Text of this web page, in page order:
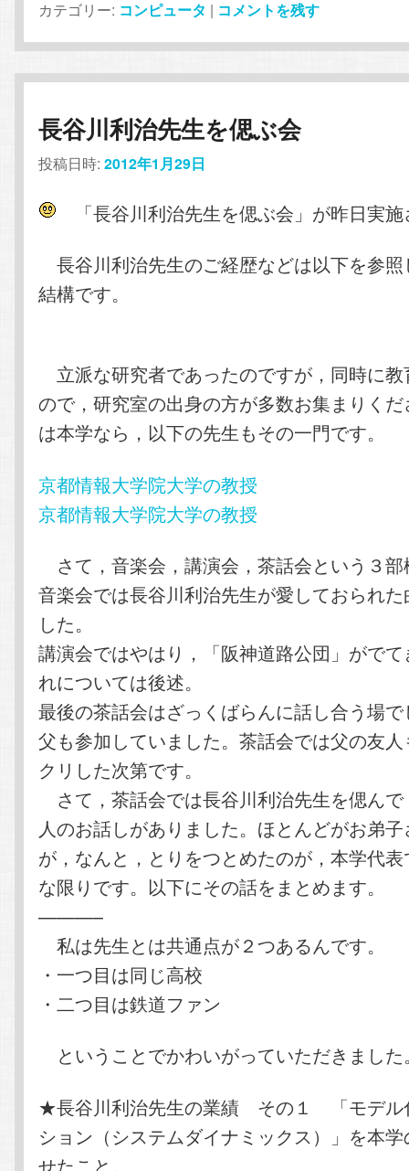
カテゴリー: コンピュータ | コメントを残す
長谷川利治先生を偲ぶ会
投稿日時:2012年1月29日
「長谷川利治先生を偲ぶ会」が昨日実
長谷川利治先生のご経歴などは以下を参
結構です。
立派な研究者であったのですが，同時に
ので，研究室の出身の方が多数お集まりく
は本学なら，以下の先生もその一門です。
京都情報大学院大学の教授
京都情報大学院大学の教授
さて，音楽会，講演会，茶話会という３
音楽会では長谷川利治先生が愛しておられ
した。
講演会ではやはり，「阪神道路公団」がで
れについては後述。
最後の茶話会はざっくばらんに話し合う場
父も参加していました。茶話会では父の友
クリした次第です。
さて，茶話会では長谷川利治先生を偲ん
人のお話しがありました。ほとんどがお弟
が，なんと，とりをつとめたのが，本学代
な限りです。以下にその話をまとめます。
———–
私は先生とは共通点が２つあるんです。
・一つ目は同じ高校
・二つ目は鉄道ファン
ということでかわいがっていただきました
★長谷川利治先生の業績 その１ 「モデル
ション（システムダイナミックス）」を本
せたこと。